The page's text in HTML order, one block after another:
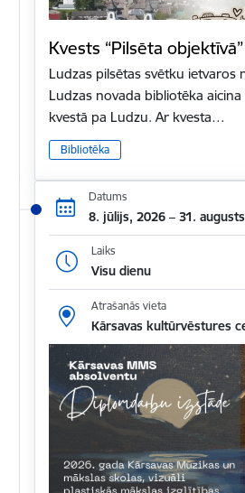
Kvests “Pilsēta objektīvā”
Ludzas pilsētas svētku ietvaros
Ludzas novada bibliotēka
kvestā pa Ludzu. Ar kvesta…
Bibliotēka
Datums
8. jūlijs, 2026 – 31.
Laiks
Visu dienu
Atrašanās vieta
Kārsavas kultūrvēstures